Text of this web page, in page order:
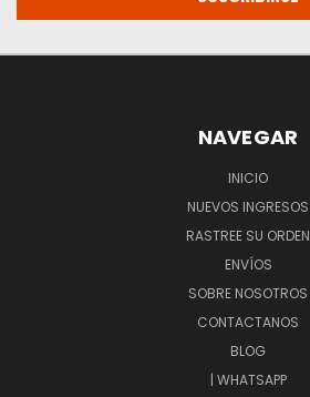
NAVEGAR
INICIO
NUEVOS INGRESOS
RASTREE SU ORDEN
ENVÍOS
SOBRE NOSOTROS
CONTACTANOS
BLOG
| WHATSAPP